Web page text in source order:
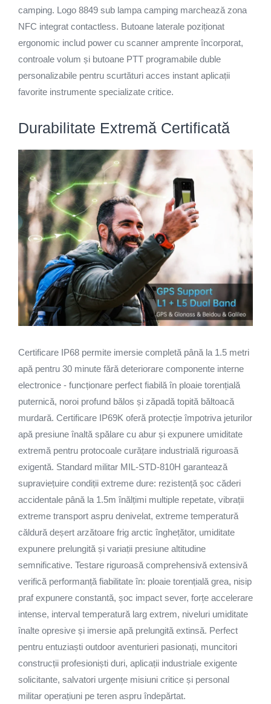
camping. Logo 8849 sub lampa camping marchează zona
NFC integrat contactless. Butoane laterale poziționat
ergonomic includ power cu scanner amprente încorporat,
controale volum și butoane PTT programabile duble
personalizabile pentru scurtături acces instant aplicații
favorite instrumente specializate critice.
Durabilitate Extremă Certificată
Certificare IP68 permite imersie completă până la 1.5 metri
apă pentru 30 minute fără deteriorare componente interne
electronice - funcționare perfect fiabilă în ploaie torențială
puternică, noroi profund bălos și zăpadă topită băltoacă
murdară. Certificare IP69K oferă protecție împotriva jeturilor
apă presiune înaltă spălare cu abur și expunere umiditate
extremă pentru protocoale curățare industrială riguroasă
exigentă. Standard militar MIL-STD-810H garantează
supraviețuire condiții extreme dure: rezistență șoc căderi
accidentale până la 1.5m înălțimi multiple repetate, vibrații
extreme transport aspru denivelat, extreme temperatură
căldură deșert arzătoare frig arctic înghețător, umiditate
expunere prelungită și variații presiune altitudine
semnificative. Testare riguroasă comprehensivă extensivă
verifică performanță fiabilitate în: ploaie torențială grea, nisip
praf expunere constantă, șoc impact sever, forțe accelerare
intense, interval temperatură larg extrem, niveluri umiditate
înalte opresive și imersie apă prelungită extinsă. Perfect
pentru entuziaști outdoor aventurieri pasionați, muncitori
construcții profesioniști duri, aplicații industriale exigente
solicitante, salvatori urgențe misiuni critice și personal
militar operațiuni pe teren aspru îndepărtat.